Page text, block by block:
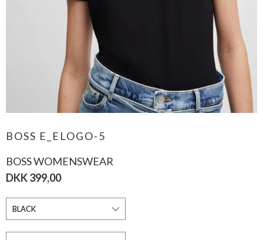
BOSS E_ELOGO-5
BOSS WOMENSWEAR
DKK 399,00